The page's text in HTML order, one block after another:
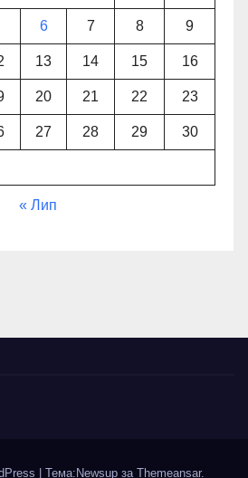
6 7 8 9
13 14 15 16
20 21 22 23
27 28 29 30
« Лип
Тема:Newsup за Themeansar.